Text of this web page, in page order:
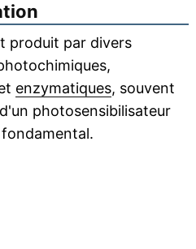
produit par divers
enzymatiques, souvent
photosensibilisateur